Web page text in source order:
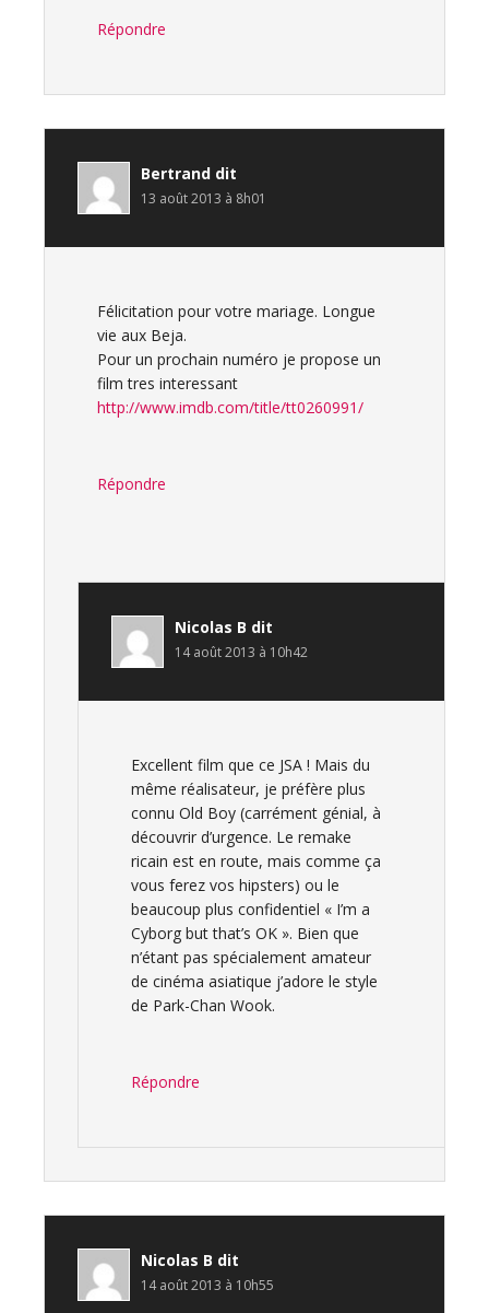
Répondre
Bertrand dit
13 août 2013 à 8h01
Félicitation pour votre mariage. Longue
vie aux Beja.
Pour un prochain numéro je propose un
film tres interessant
http://www.imdb.com/title/tt0260991/
Répondre
Nicolas B dit
14 août 2013 à 10h42
Excellent film que ce JSA ! Mais du
même réalisateur, je préfère plus
connu Old Boy (carrément génial, à
découvrir d’urgence. Le remake
ricain est en route, mais comme ça
vous ferez vos hipsters) ou le
beaucoup plus confidentiel « I’m a
Cyborg but that’s OK ». Bien que
n’étant pas spécialement amateur
de cinéma asiatique j’adore le style
de Park-Chan Wook.
Répondre
Nicolas B dit
14 août 2013 à 10h55